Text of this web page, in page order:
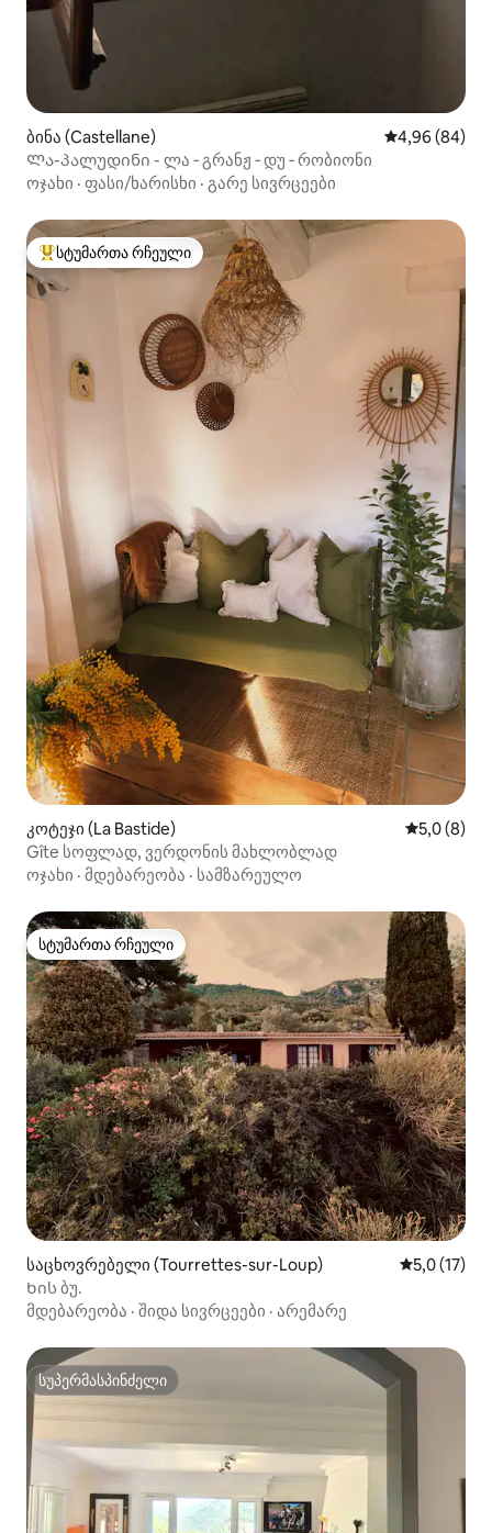
ბინა (Castellane) საშუალო
4,96 (84)
Ლა-პალუდინი - ლა ‑ გრანჟ ‑ დუ ‑ რობიონი
ოჯახი · ფასი/ხარისხი · გარე სივრცეები
სტუმართა რჩეული მოწინავე ვარიანტი
სტუმართა რჩეული
კოტეჯი (La Bastide) საშუალო
5,0 (8)
Gîte სოფლად, ვერდონის მახლობლად
ოჯახი · მდებარეობა · სამზარეულო
სტუმართა რჩეული
სტუმართა რჩეული
საცხოვრებელი (Tourrettes-sur-Loup) საშუალო
5,0 (17)
Ხის ბუ.
მდებარეობა · შიდა სივრცეები · არემარე
სუპერმასპინძელი
სუპერმასპინძელი